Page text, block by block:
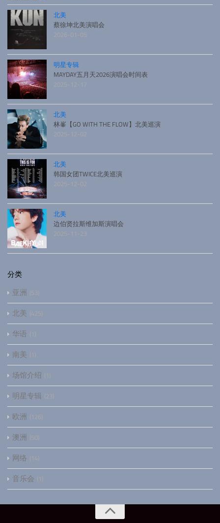
北美
蔡徐坤北美演唱会
2026-01-05
明星专辑
MAYDAY五月天2026演唱会时间表
2025-12-17
北美
林峯【GO WITH THE FLOW】北美巡演
2025-12-02
北美
韩国女团TWICE北美巡演
2025-12-02
北美
边伯贤拉斯维加斯演唱会
2025-11-23
分类
亚洲 53
北美 425
华语 1
南美 1
场馆介绍 1
明星专辑 23
欧洲 126
澳洲 50
网络 14
音乐会 1